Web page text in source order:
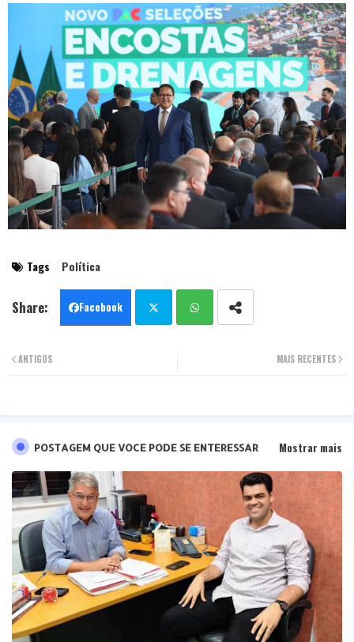
Tags Política
Facebook
MAIS RECENTES
ANTIGOS
POSTAGEM QUE VOCE PODE SE ENTERESSAR Mostrar mais